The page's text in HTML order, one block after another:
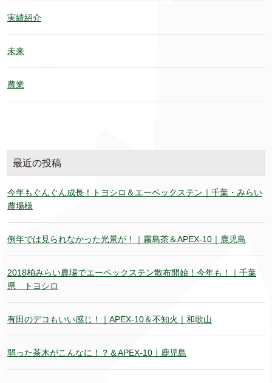
実績紹介
未来
農業
最近の投稿
今年もぐんぐん成長！トヨシロ＆エーペックステン｜千葉・みらい
農場様
例年では見られなかった光景が！｜霧島茶＆APEX-10｜鹿児島
2018柏みらい農場でエーペックステン散布開始！今年も！｜千葉
県 トヨシロ
有田のデコもいい感じ！｜APEX-10＆不知火｜和歌山
弱った茶木がこんなに！？＆APEX-10｜鹿児島